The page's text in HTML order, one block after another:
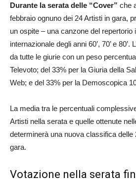
Durante la serata delle “Cover” che
febbraio ognuno dei 24 Artisti in gara,
un ospite – una canzone del repertorio
internazionale degli anni 60’, 70’ e 80’.
da tutte le giurie con un peso
Televoto; del 33% per la Giuria della
Web; e del 33% per la Demoscopica
La media tra le percentuali
Artisti nella serata e quelle ottenute
determinerà una nuova classifica delle
gara.
Votazione nella serata